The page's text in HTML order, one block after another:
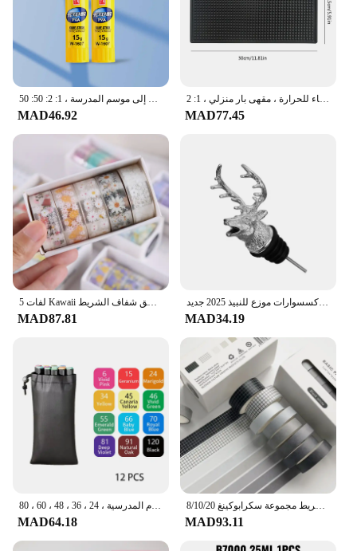
عصا لاصقة صلبة للمدرسة والمكتب ، لزوجة عالية ، صور فنية ، أدوات مكتبية ، العودة إلى موسم المدرسة ، 1: 2: 50: 50
MAD46.92
حصيرة بار مطاطية من كلوريد البولي فينيل مانعة للانزلاق ، تصريف متين ، حصيرة أكواب القهوة ، مقاومة للماء للحرارة ، مقهى بار منزلي ، 1: 2
MAD77.45
5 لفات Kawaii ملصق شفاف الشريط DIY بها بنفسك المواد الزخرفية الشريط كراسة الرسم ملصقات اللوازم المدرسية القرطاسية اليابانية
MAD87.81
جديد سبائك الزنك الغزلان الأيائل رئيس الفم مدفق نبيذ النبيذ النازع الفضة المدفق بار اكسسوارات موزع للنبيذ 2025 جديد
MAD34.19
علامات الكحول الدائمة ثنائية الطرف ، علامات الرسم الفني للتوضيح ، اللوازم المدرسية ، 24 ، 36 ، 48 ، 60 ، 80
MAD64.18
8/10/20 لفة خمر اشي الشريط مجموعة سكرابوكينغ Diy بها بنفسك مجلة القرطاسية اخفاء أشرطة ديكو لوازم الفن هدية ملصق
MAD93.11